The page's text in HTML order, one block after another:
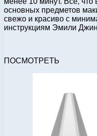
основных предметов
свежо и красиво с
инструкциям Эмили
ПОСМОТРЕТЬ